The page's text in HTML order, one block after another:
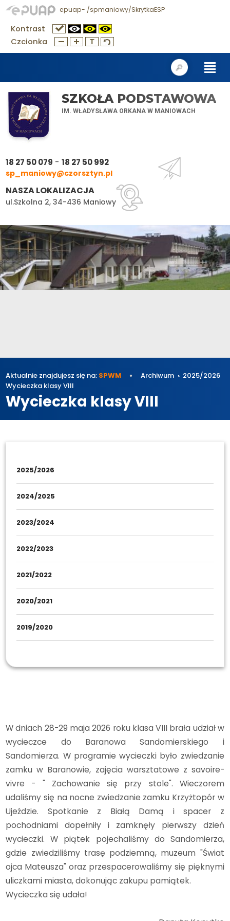
epuap- /spmaniowy/SkrytkaESP
Kontrast
Czcionka
SZKOŁA PODSTAWOWA
IM. WŁADYSŁAWA ORKANA W MANIOWACH
18 27 50 079 -18 27 50 992
sp_maniowy@czorsztyn.pl
NASZA LOKALIZACJA
ul.Szkolna 2, 34-436 Maniowy
Aktualnie znajdujesz się na: SPWM Archiwum
2025/2026
Wycieczka klasy VIII
Wycieczka klasy VIII
2025/2026
2024/2025
2023/2024
2022/2023
2021/2022
2020/2021
2019/2020
W dniach 28-29 maja 2026 roku klasa VIII brała udział w
wycieczce do Baranowa Sandomierskiego i
Sandomierza. W programie wycieczki było zwiedzanie
zamku w Baranowie, zajęcia warsztatowe z savoire-
vivre - " Zachowanie się przy stole". Wieczorem
udaliśmy się na nocne zwiedzanie zamku Krzyżtopór w
Ujeździe. Spotkanie z Białą Damą i spacer z
pochodniami dopełniły i zamknęły pierwszy dzień
wycieczki. W piątek pojechaliśmy do Sandomierza,
gdzie zwiedziliśmy trasę podziemną, muzeum "Świat
ojca Mateusza" oraz przespacerowaliśmy się pięknymi
uliczkami miasta, dokonując zakupu pamiątek.
Wycieczka się udała!